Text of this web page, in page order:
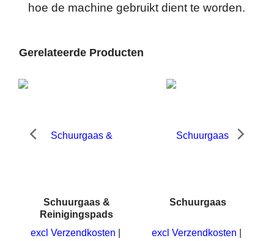
hoe de machine gebruikt dient te worden.
Gerelateerde Producten
Schuurgaas &
Reinigingspads
excl Verzendkosten
Schuurgaas
excl Verzendkosten